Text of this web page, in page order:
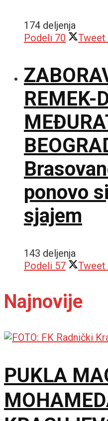
174 deljenja
Podeli 70 Tweet
REMEK-
ponovo
sjajem
143 deljenja
Podeli 57 Tweet
Najnovije
PUKLA